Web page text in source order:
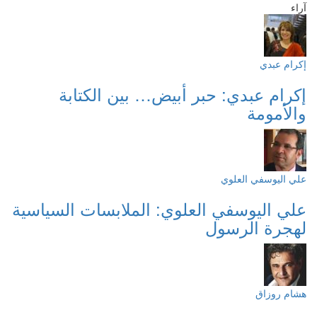
عبدي
عبدي: حبر أبيض… بين الكتابة
اليوسفي العلوي
اليوسفي العلوي: الملابسات السياسية
الرسول
روزاق